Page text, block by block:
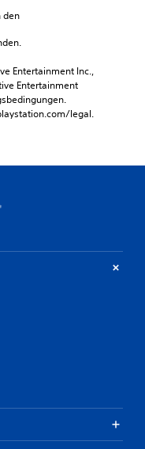
den
Entertainment Inc.,
Entertainment
legal.